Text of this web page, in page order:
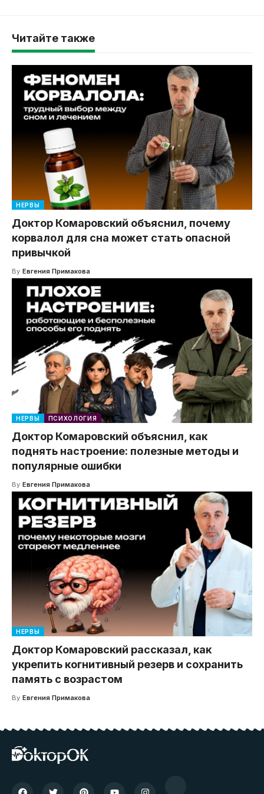
Читайте также
НЕРВЫ
Доктор Комаровский объяснил, почему
корвалол для сна может стать опасной
привычкой
By Евгения Примакова
НЕРВЫ ПСИХОЛОГИЯ
Доктор Комаровский объяснил, как
поднять настроение: полезные методы и
популярные ошибки
By Евгения Примакова
НЕРВЫ
Доктор Комаровский рассказал, как
укрепить когнитивный резерв и сохранить
память с возрастом
By Евгения Примакова